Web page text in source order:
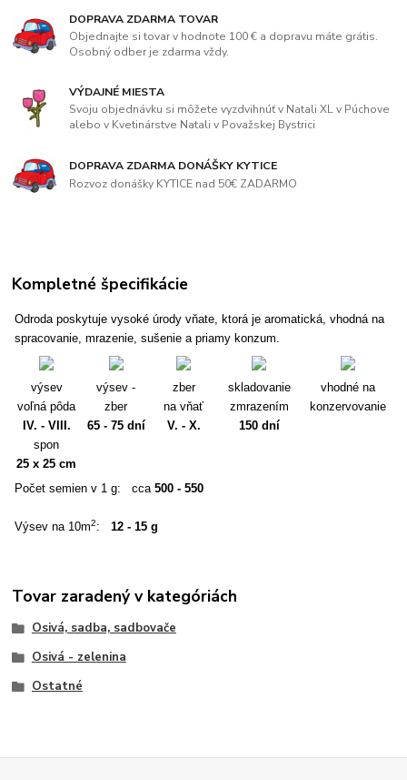
DOPRAVA ZDARMA TOVAR
Objednajte si tovar v hodnote 100 € a dopravu máte grátis.
Osobný odber je zdarma vždy.
VÝDAJNÉ MIESTA
Svoju objednávku si môžete vyzdvihnúť v Natali XL v Púchove
alebo v Kvetinárstve Natali v Považskej Bystrici
DOPRAVA ZDARMA DONÁŠKY KYTICE
Rozvoz donášky KYTICE nad 50€ ZADARMO
Kompletné špecifikácie
Odroda poskytuje vysoké úrody vňate, ktorá je aromatická, vhodná na
spracovanie, mrazenie, sušenie a priamy konzum.
výsev
voľná pôda
IV. - VIII.
spon
25 x 25 cm
výsev -
zber
65 - 75 dní
zber
na vňať
V. - X.
skladovanie
zmrazením
150 dní
vhodné na
konzervovanie
Počet semien v 1 g: cca 500 - 550
Výsev na 10m2:12 - 15 g
Tovar zaradený v kategóriách
Osivá, sadba, sadbovače
Osivá - zelenina
Ostatné